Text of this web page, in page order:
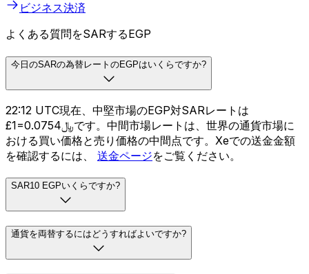
ビジネス決済
よくある質問をSARするEGP
今日のSARの為替レートのEGPはいくらですか?
22:12 UTC現在、中堅市場のEGP対SARレートは
£1=﷼0.0754です。中間市場レートは、世界の通貨市場に
おける買い価格と売り価格の中間点です。Xeでの送金金額
を確認するには、 送金ページをご覧ください。
SAR10 EGPいくらですか?
通貨を両替するにはどうすればよいですか?